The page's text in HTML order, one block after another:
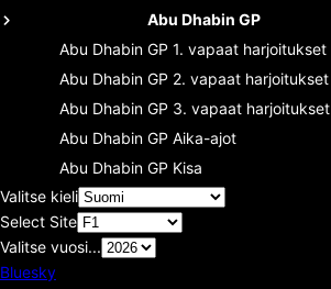
Abu Dhabin GP
Abu Dhabin GP 1. vapaat harjoitukset
Abu Dhabin GP 2. vapaat harjoitukset
Abu Dhabin GP 3. vapaat harjoitukset
Abu Dhabin GP Aika-ajot
Abu Dhabin GP Kisa
Valitse kieli
Select Site
Valitse vuosi...
Bluesky